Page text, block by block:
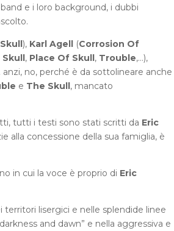
e i loro background, i dubbi
), Karl Agell(Corrosion Of
, Place Of Skull, Trouble,…),
anzi, no, perché è da sottolineare anche
e The Skull, mancato
tutti i testi sono stati scritti da Eric
alla concessione della sua famiglia, è
in cui la voce è proprio di Eric
lisergici e nelle splendide linee
and dawn” e nella aggressiva e